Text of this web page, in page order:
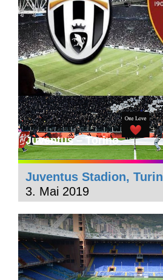
Juventus – Torino
Juventus Stadion, Turin
3. Mai 2019